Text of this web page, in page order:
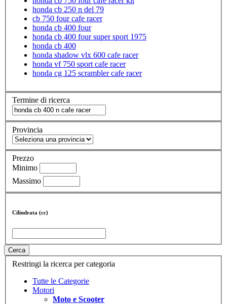
honda cb 250 n del 79
cb 750 four cafe racer
honda cb 400 four
honda cb 400 four super sport 1975
honda cb 400
honda shadow vlx 600 cafe racer
honda vf 750 sport cafe racer
honda cg 125 scrambler cafe racer
Termine di ricerca
Provincia
Prezzo
Minimo
Massimo
Cilindrata (cc)
Cerca
Restringi la ricerca per categoria
Tutte le Categorie
Motori
Moto e Scooter